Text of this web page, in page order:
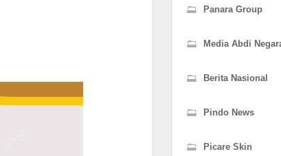
Panara Group
Media Abdi
Berita Nasional
Pindo News
Picare Skin